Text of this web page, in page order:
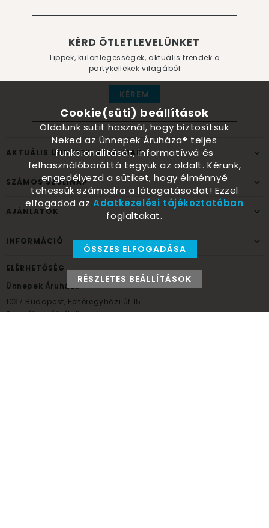
KÉRD ÖTLETLEVELÜNKET
Tippek, különlegességek, aktuális trendek a
partykellékek világából
KÉREM
AKTUÁLIS ÜNNEPEK, ALKALMAK
SZÁMOS SZÜLINAP
AJÁNLATOK
INFORMÁCIÓ
ELÉRHETŐSÉG
Ünnepek Áruháza
1037 Budapest, Fehéregyházi út 15.
Személyes átvételi pont
Cookie(süti) beállítások
Oldalunk sütit használ, hogy biztosítsuk
Neked az Ünnepek Áruháza® teljes
funkcionalitását, informatívvá és
felhasználóbaráttá tegyük az oldalt. Kérünk,
engedélyezd a sütiket, hogy élménnyé
tehessük számodra a látogatásodat! Ezzel
elfogadod azAdatkezelési tájékoztatóban
foglaltakat.
ÖSSZES ELFOGADÁSA
RÉSZLETES BEÁLLÍTÁSOK